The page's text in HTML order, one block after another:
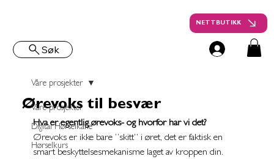
Søk
NETTBUTIKK
Våre prosjekter
Digital Hørselkaffe
Hørselkurs
Våre prosjekter
Ørevoks til besvær
Hva er egentlig ørevoks- og hvorfor har vi det?
Ørevoks er ikke bare “skitt” i øret, det er faktisk en
smart beskyttelsesmekanisme laget av kroppen din.